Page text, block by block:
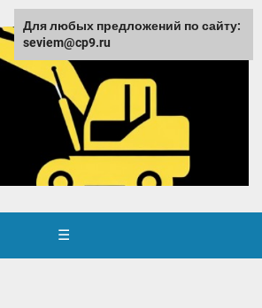
☰
Для любых предложений по сайту:
seviem@cp9.ru